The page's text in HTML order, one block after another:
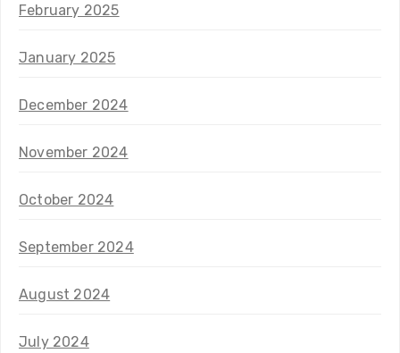
February 2025
January 2025
December 2024
November 2024
October 2024
September 2024
August 2024
July 2024